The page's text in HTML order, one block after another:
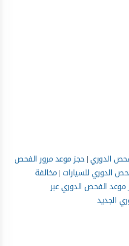
الدوري|حجز موعد مرور الفحص
الدوري للسيارات|مخالفة
موعد الفحص الدوري عبر
الجديد